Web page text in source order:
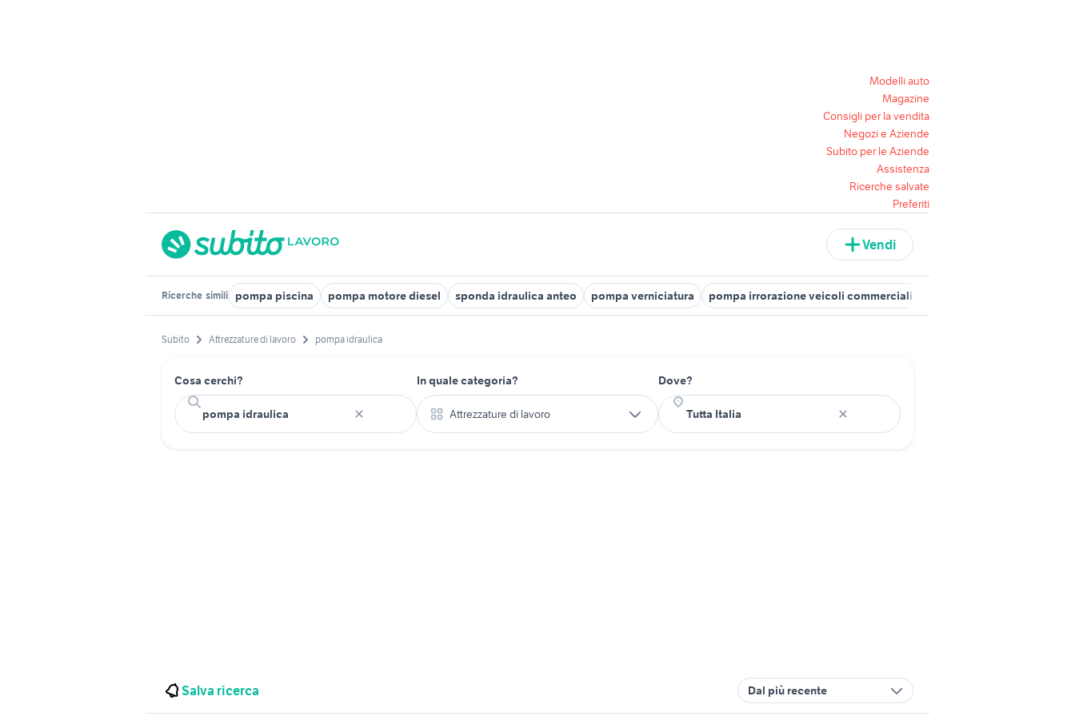
Modelli auto
Magazine
Consigli per la vendita
Negozi e Aziende
Subito per le Aziende
Assistenza
Ricerche salvate
Preferiti
Vendi
Ricerche simili pompa piscina pompa motore diesel sponda idraulica anteo pompa verniciatura pompa irrorazione veicoli commerciali
Subito Attrezzature di lavoro pompa idraulica
Cosa cerchi? In quale categoria?
Attrezzature di lavoro
Dove?
Salva ricerca Dal più recente